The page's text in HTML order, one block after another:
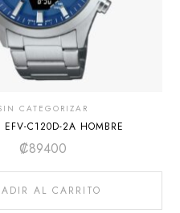
CATEGORIZAR
EFV-C120D-2A HOMBRE
₡89400
AL CARRITO